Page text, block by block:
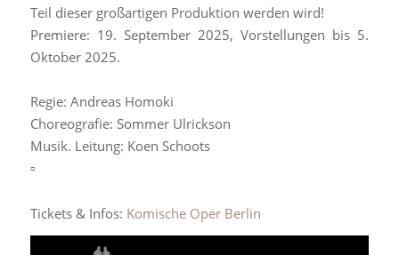
Teil dieser großartigen Produktion werden wird!
Premiere: 19. September 2025, Vorstellungen bis 5.
Oktober 2025.
Regie: Andreas Homoki
Choreografie: Sommer Ulrickson
Musik. Leitung: Koen Schoots
▫️
Tickets & Infos: Komische Oper Berlin